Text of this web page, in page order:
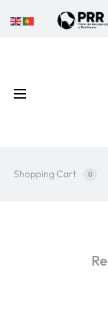
Shopping Cart 0